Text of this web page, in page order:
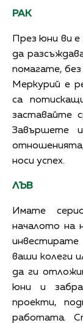
РАК
През юни ви е
да
помагате,
Меркурий е
са
заставайте
Завършете
носи успех.
ЛЪВ
Имате
началото на
ваши колеги
да ги
юни и
проекти,
работата.